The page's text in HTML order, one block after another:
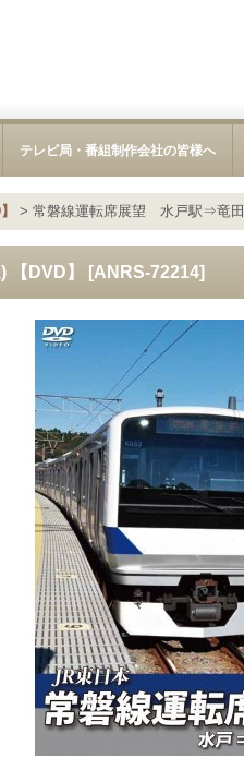
テレビ局・番組制作会社の皆様へ
> 常磐線運転席展望 水戸駅⇒竜田
DVD】 [ANRS-72214]